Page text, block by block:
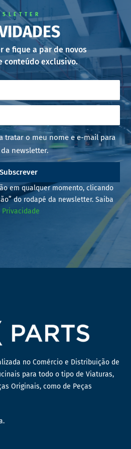
e fique a par de novos
conteúdo exclusivo.
tratar o meu nome e e-mail para
newsletter.
Subscrever
em qualquer momento, clicando
do rodapé da newsletter. Saiba
no Comércio e Distribuição de
para todo o tipo de Viaturas,
Originais, como de Peças